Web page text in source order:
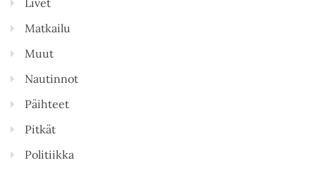
Livet
Matkailu
Muut
Nautinnot
Päihteet
Pitkät
Politiikka